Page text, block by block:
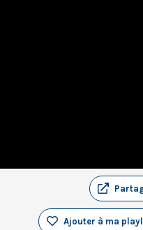
Ajouter à ma